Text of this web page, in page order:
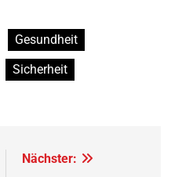
Gesundheit
Sicherheit
Nächster: